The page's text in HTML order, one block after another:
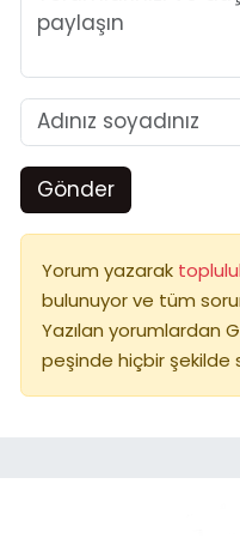
Gönder
Yorum yazarak
bulunuyor ve tüm
Yazılan yorumlardan
peşinde hiçbir